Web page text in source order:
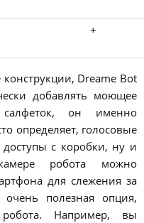
+
Dreame Bot
добавлять моющее
он именно
определяет, голосовые
с коробки, ну и
робота можно
для слежения за
полезная опция,
Например, вы